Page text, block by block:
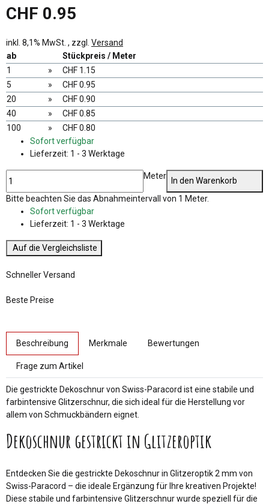
CHF 0.95
inkl. 8,1% MwSt. , zzgl. Versand
ab
Stückpreis / Meter
1
»
CHF 1.15
5
»
CHF 0.95
20
»
CHF 0.90
40
»
CHF 0.85
100
»
CHF 0.80
Sofort verfügbar
Lieferzeit: 1 - 3 Werktage
Meter
In den Warenkorb
xBitte beachten Sie das Abnahmeintervall von 1 Meter.
Sofort verfügbar
Lieferzeit: 1 - 3 Werktage
Auf die Vergleichsliste
Schneller Versand
Beste Preise
Beschreibung Merkmale Bewertungen
Frage zum Artikel
Die gestrickte Dekoschnur von Swiss-Paracord ist eine stabile und
farbintensive Glitzerschnur, die sich ideal für die Herstellung vor
allem von Schmuckbändern eignet.
Dekoschnur gestrickt in Glitzeroptik
Entdecken Sie die gestrickte Dekoschnur in Glitzeroptik 2 mm von
Swiss-Paracord – die ideale Ergänzung für Ihre kreativen Projekte!
Diese stabile und farbintensive Glitzerschnur wurde speziell für die